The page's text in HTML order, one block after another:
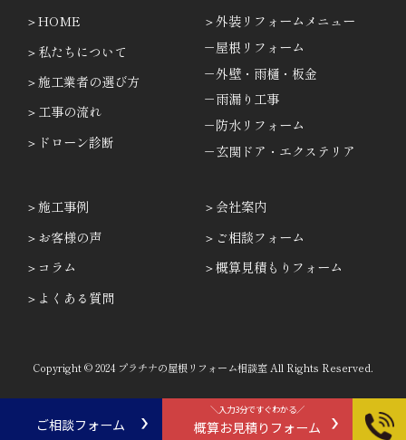
HOME
私たちについて
施工業者の選び方
工事の流れ
ドローン診断
外装リフォームメニュー
－屋根リフォーム
－外壁・雨樋・板金
－雨漏り工事
－防水リフォーム
－玄関ドア・エクステリア
施工事例
お客様の声
コラム
よくある質問
会社案内
ご相談フォーム
概算見積もりフォーム
Copyright © 2024 プラチナの屋根リフォーム相談室 All Rights Reserved.
ご相談フォーム
＼入力3分ですぐわかる／
概算お見積りフォーム